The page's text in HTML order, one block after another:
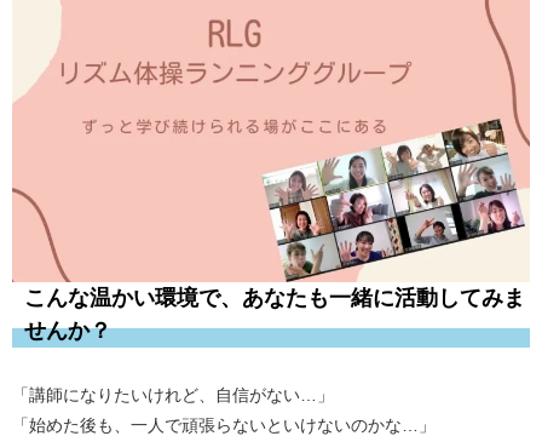
こんな温かい環境で、あなたも一緒に活動してみま
せんか？
「講師になりたいけれど、自信がない…」
「始めた後も、一人で頑張らないといけないのかな…」